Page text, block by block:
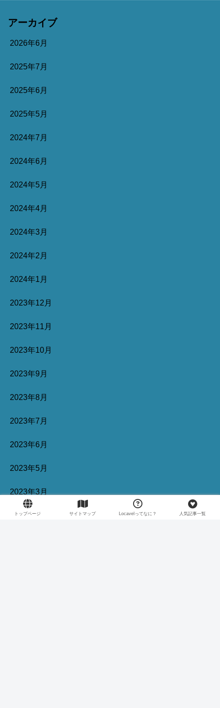
アーカイブ
2026年6月
2025年7月
2025年6月
2025年5月
2024年7月
2024年6月
2024年5月
2024年4月
2024年3月
2024年2月
2024年1月
2023年12月
2023年11月
2023年10月
2023年9月
2023年8月
2023年7月
2023年6月
2023年5月
2023年3月
2023年2月
トップページ サイトマップ Locavelってなに？ 人気記事一覧